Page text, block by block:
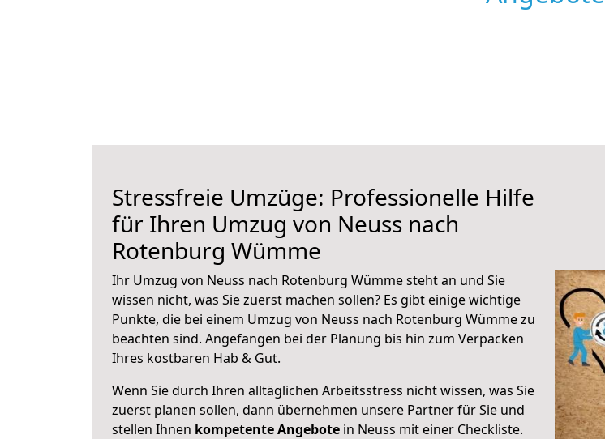
Stressfreie Umzüge: Professionelle Hilfe
für Ihren Umzug von Neuss nach
Rotenburg Wümme
Ihr Umzug von Neuss nach Rotenburg Wümme steht an und Sie
wissen nicht, was Sie zuerst machen sollen? Es gibt einige wichtige
Punkte, die bei einem Umzug von Neuss nach Rotenburg Wümme zu
beachten sind. Angefangen bei der Planung bis hin zum Verpacken
Ihres kostbaren Hab & Gut.
Wenn Sie durch Ihren alltäglichen Arbeitsstress nicht wissen, was Sie
zuerst planen sollen, dann übernehmen unsere Partner für Sie und
stellen Ihnen kompetente Angebote in Neuss mit einer Checkliste.